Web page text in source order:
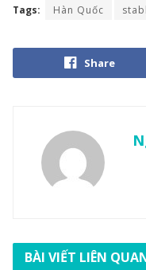
Tags: Hàn Quốc
Share
BÀI VIẾT LIÊN